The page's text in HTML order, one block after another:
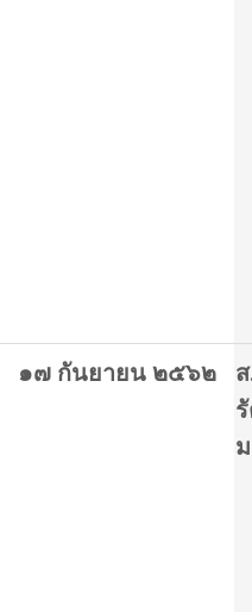
๑๗ กันยายน ๒๕๖๒